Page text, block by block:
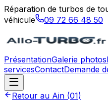
Réparation de turbos de
véhicule
09 72 66 48 50
PrésentationGalerie photos
servicesContactDemande
Retour au Ain (01)